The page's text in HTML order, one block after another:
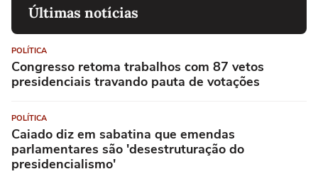
Últimas notícias
POLÍTICA
Congresso retoma trabalhos com 87 vetos
presidenciais travando pauta de votações
POLÍTICA
Caiado diz em sabatina que emendas
parlamentares são 'desestruturação do
presidencialismo'